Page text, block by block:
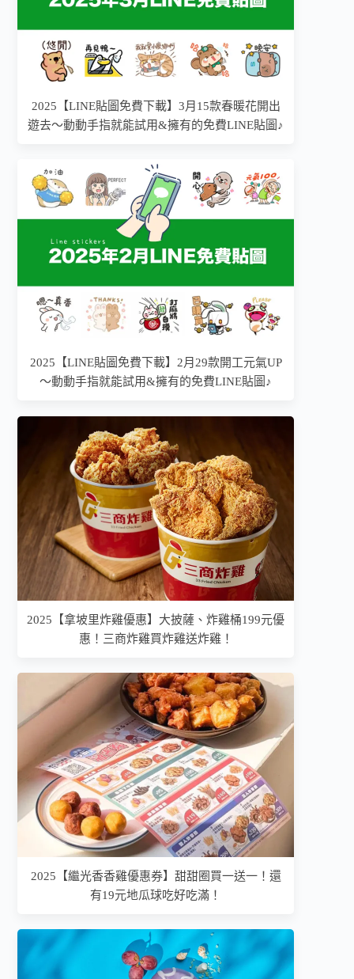
2025【LINE貼圖免費下載】3月15款春暖花開出
遊去～動動手指就能試用&擁有的免費LINE貼圖♪
2025【LINE貼圖免費下載】2月29款開工元氣UP
～動動手指就能試用&擁有的免費LINE貼圖♪
2025【拿坡里炸雞優惠】大披薩、炸雞桶199元優
惠！三商炸雞買炸雞送炸雞！
2025【繼光香香雞優惠券】甜甜圈買一送一！還
有19元地瓜球吃好吃滿！